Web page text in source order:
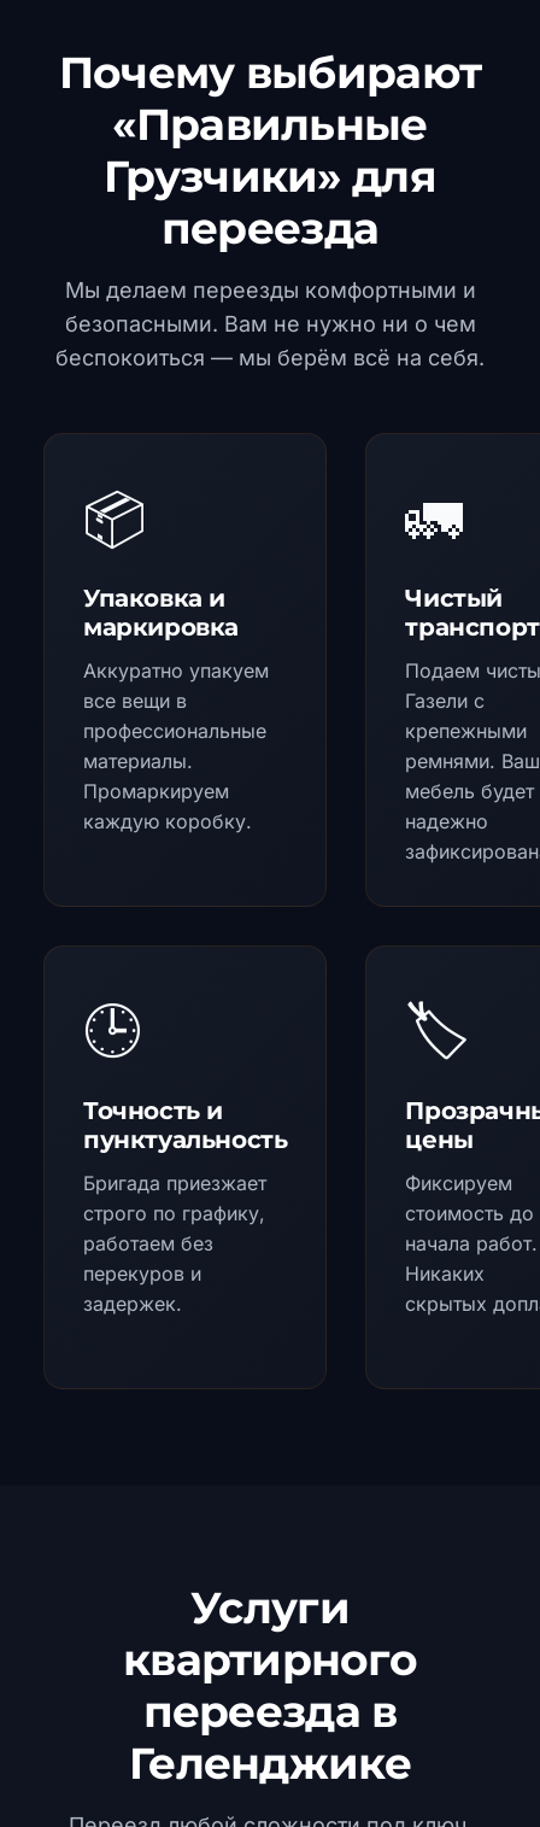
Почему выбирают
«Правильные
Грузчики» для
переезда
Мы делаем переезды комфортными и
безопасными. Вам не нужно ни о чем
беспокоиться — мы берём всё на себя.
📦
Упаковка и
маркировка
Аккуратно упакуем
все вещи в
профессиональные
материалы.
Промаркируем
каждую коробку.
🚛
Чистый
транспорт
Подаем
Газели с
крепежными
ремнями.
мебель будет
надежно
🕒
Точность и
пунктуальность
Бригада приезжает
строго по графику,
работаем без
перекуров и
задержек.
🏷️
цены
Фиксируем
стоимость до
начала работ.
Никаких
скрытых
Услуги
квартирного
переезда в
Геленджике